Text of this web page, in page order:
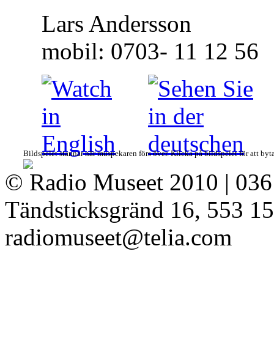
Lars Andersson
mobil: 0703- 11 12 56
Bildspelet stannar när muspekaren förs över. Klicka på bildspelet för att
© Radio Museet 2010 |
Tändsticksgränd 16, 553
radiomuseet@telia.com